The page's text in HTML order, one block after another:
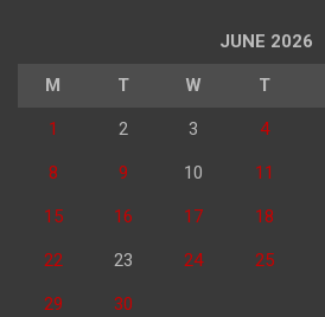
JUNE 2026
M T W T
1 2 3 4
8 9 10 11
15 16 17 18
22 23 24 25
29 30